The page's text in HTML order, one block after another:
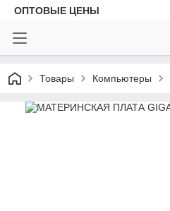
ОПТОВЫЕ ЦЕНЫ
Товары Компьютеры